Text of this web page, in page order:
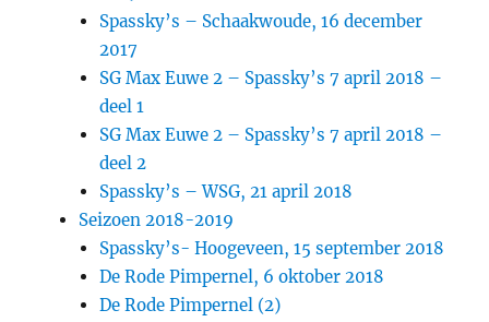
Spassky’s – Schaakwoude, 16 december
2017
SG Max Euwe 2 – Spassky’s 7 april 2018 –
deel 1
SG Max Euwe 2 – Spassky’s 7 april 2018 –
deel 2
Spassky’s – WSG, 21 april 2018
Seizoen 2018-2019
Spassky’s- Hoogeveen, 15 september 2018
De Rode Pimpernel, 6 oktober 2018
De Rode Pimpernel (2)